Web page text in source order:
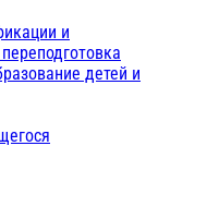
и
детей и